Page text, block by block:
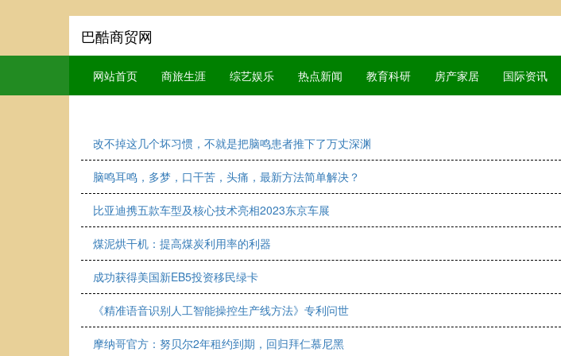
巴酷商贸网
网站首页 商旅生涯 综艺娱乐 热点新闻 教育科研 房产家居 国际资讯
改不掉这几个坏习惯，不就是把脑鸣患者推下了万丈深渊
脑鸣耳鸣，多梦，口干苦，头痛，最新方法简单解决？
比亚迪携五款车型及核心技术亮相2023东京车展
煤泥烘干机：提高煤炭利用率的利器
成功获得美国新EB5投资移民绿卡
《精准语音识别人工智能操控生产线方法》专利问世
摩纳哥官方：努贝尔2年租约到期，回归拜仁慕尼黑